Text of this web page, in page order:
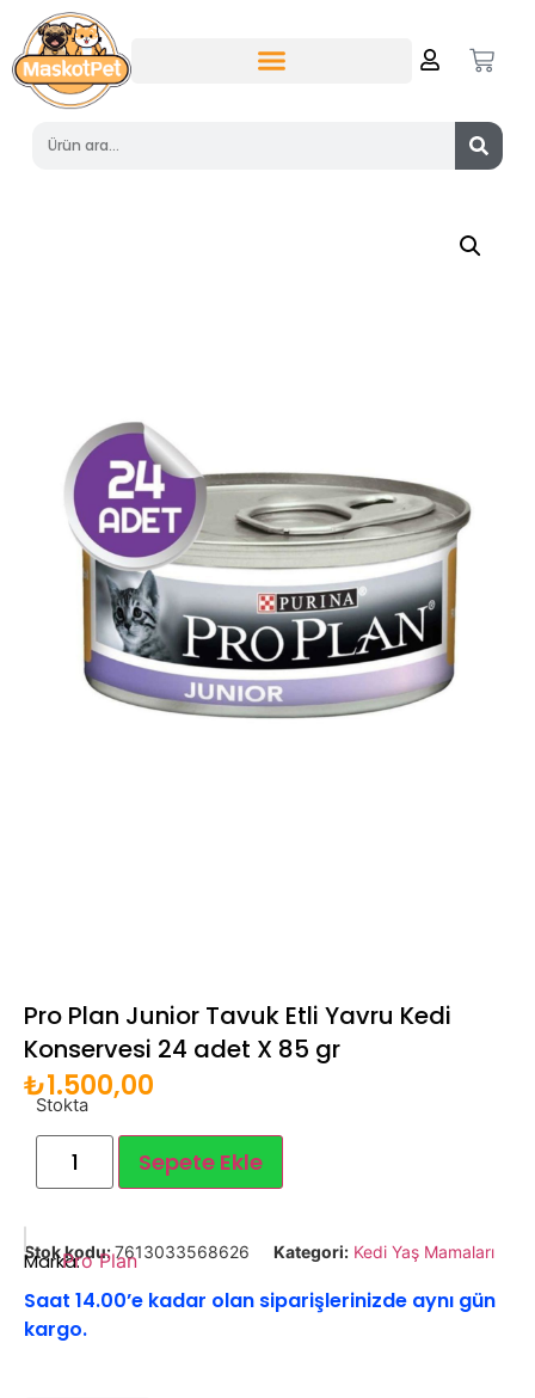
Pro Plan Junior Tavuk Etli Yavru Kedi
Konservesi 24 adet X 85 gr
₺1.500,00
Stokta
Sepete Ekle
Stok kodu:7613033568626 Kategori: Kedi Yaş Mamaları
Marka:Pro Plan
Saat 14.00’e kadar olan siparişlerinizde aynı gün
kargo.